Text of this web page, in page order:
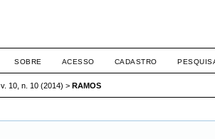
SOBRE ACESSO CADASTRO
v. 10, n. 10 (2014) > RAMOS